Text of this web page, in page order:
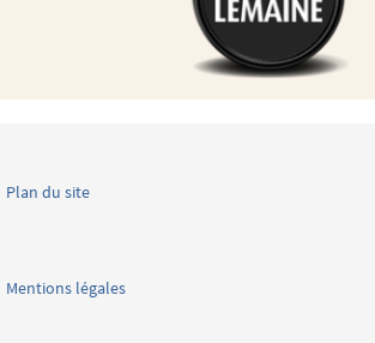
Plan du site
Mentions légales